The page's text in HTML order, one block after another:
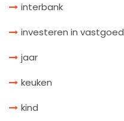
interbank
investeren in vastgoed
jaar
keuken
kind